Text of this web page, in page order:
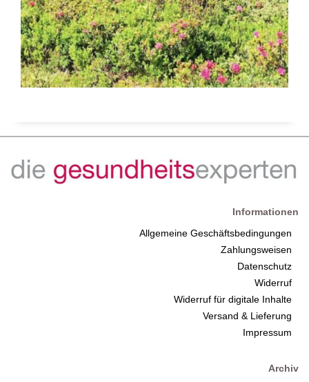
Informationen
Allgemeine Geschäftsbedingungen
Zahlungsweisen
Datenschutz
Widerruf
Widerruf für digitale Inhalte
Versand & Lieferung
Impressum
Archiv